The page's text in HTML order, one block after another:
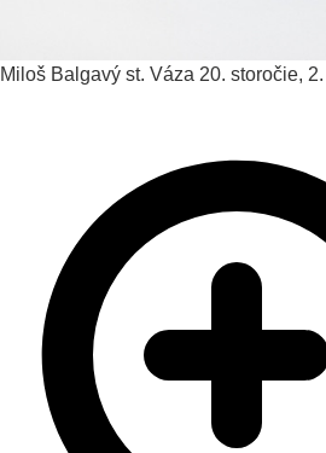
Miloš Balgavý st. Váza 20. storočie,